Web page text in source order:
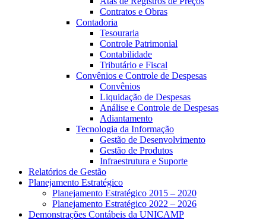
Contratos e Obras
Contadoria
Tesouraria
Controle Patrimonial
Contabilidade
Tributário e Fiscal
Convênios e Controle de Despesas
Convênios
Liquidação de Despesas
Análise e Controle de Despesas
Adiantamento
Tecnologia da Informação
Gestão de Desenvolvimento
Gestão de Produtos
Infraestrutura e Suporte
Relatórios de Gestão
Planejamento Estratégico
Planejamento Estratégico 2015 – 2020
Planejamento Estratégico 2022 – 2026
Demonstrações Contábeis da UNICAMP